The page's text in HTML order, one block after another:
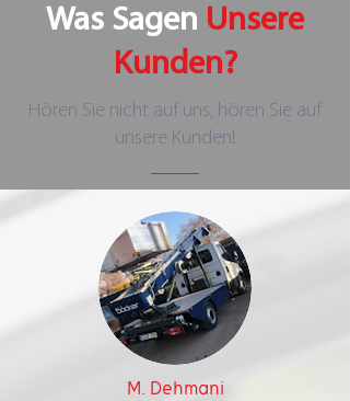
Was Sagen Unsere
Kunden?
Hören Sie nicht auf uns, hören Sie auf
unsere Kunden!
M. Dehmani